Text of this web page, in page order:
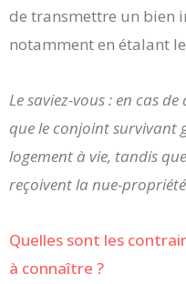
de transmettre un bien
notamment en étalant
Le saviez-vous : en cas
que le conjoint survivant
logement à vie, tandis
reçoivent la nue-
Quelles sont les
à connaître ?